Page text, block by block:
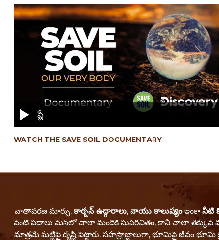
ప్లే
WATCH THE SAVE SOIL DOCUMENTARY
వాతావరణ మార్పు, కార్బన్ ఉద్గారాలు, వాయు కాలుష్యంఇంకా నీటి
వంటి పదాలు మనలో చాలా మందికి సుపరిచితం, కానీ చాలా తక్కువ
మాత్రమే మట్టిపై దృష్టి పెట్టారు. సహస్రాబ్దాలుగా, భూమిపై జీవం భూమి